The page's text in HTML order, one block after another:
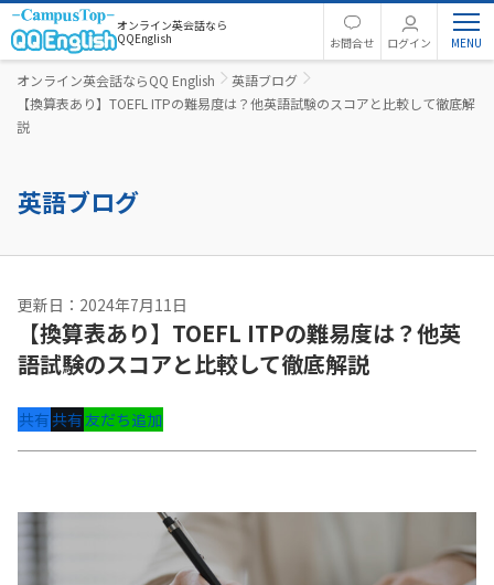
オンライン英会話なら
QQEnglish
お問合せ ログイン
オンライン英会話ならQQ English
英語ブログ
【換算表あり】TOEFL ITPの難易度は？他英語試験のスコアと比較して徹底解
説
英語ブログ
更新日：2024年7月11日
【換算表あり】TOEFL ITPの難易度は？他英
語試験のスコアと比較して徹底解説
共有共有友だち追加